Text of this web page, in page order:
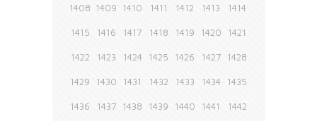
1408 1409 1410 1411 1412 1413 1414
1415 1416 1417 1418 1419 1420 1421
1422 1423 1424 1425 1426 1427 1428
1429 1430 1431 1432 1433 1434 1435
1436 1437 1438 1439 1440 1441 1442